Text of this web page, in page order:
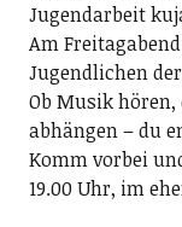
Jugendarbeit
Am
Jugendlichen
Ob Musik
abhängen – du
Komm vorbei
19.00 Uhr, im